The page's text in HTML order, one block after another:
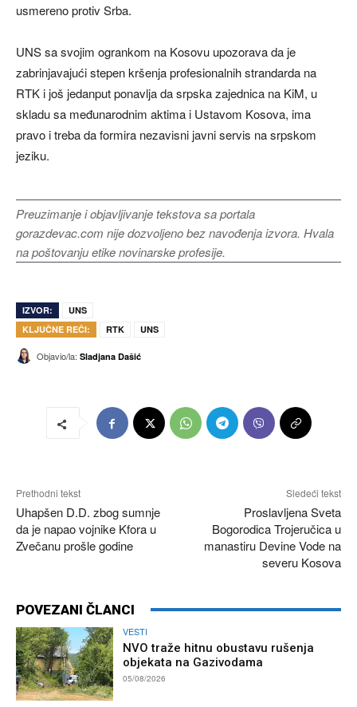
usmereno protiv Srba.
UNS sa svojim ogrankom na Kosovu upozorava da je
zabrinjavajući stepen kršenja profesionalnih strandarda na
RTK i još jedanput ponavlja da srpska zajednica na KiM, u
skladu sa međunarodnim aktima i Ustavom Kosova, ima
pravo i treba da formira nezavisni javni servis na srpskom
jeziku.
Preuzimanje i objavljivanje tekstova sa portala
gorazdevac.com nije dozvoljeno bez navođenja izvora. Hvala
na poštovanju etike novinarske profesije.
IZVOR:
UNS
KLJUČNE REČI:
RTK UNS
Objavio/la: Sladjana Dašić
Prethodni tekst
Uhapšen D.D. zbog sumnje
da je napao vojnike Kfora u
Zvečanu prošle godine
Sledeći tekst
Proslavljena Sveta
Bogorodica Trojeručica u
manastiru Devine Vode na
severu Kosova
POVEZANI ČLANCI
VESTI
NVO traže hitnu obustavu rušenja
objekata na Gazivodama
05/08/2026